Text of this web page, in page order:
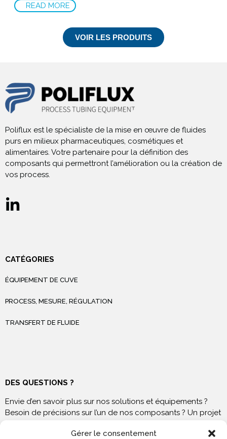
Gérer le consentement
READ MORE
VOIR LES PRODUITS
Poliflux est le spécialiste de la mise en œuvre de fluides
purs en milieux pharmaceutiques, cosmétiques et
alimentaires. Votre partenaire pour la définition des
composants qui permettront l’amélioration ou la création de
vos process.
CATÉGORIES
ÉQUIPEMENT DE CUVE
PROCESS, MESURE, RÉGULATION
TRANSFERT DE FLUIDE
DES QUESTIONS ?
Envie d’en savoir plus sur nos solutions et équipements ?
Besoin de précisions sur l’un de nos composants ? Un projet